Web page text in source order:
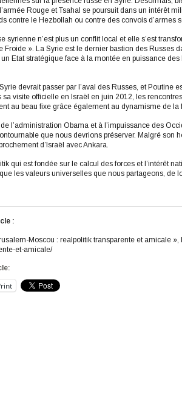
Rouge et Tsahal se poursuit dans un intérêt
contre le Hezbollah ou contre des convois d’armes
syrienne n’est plus un conflit local et elle s’est
Froide ». La Syrie est le dernier bastion des Russes
Etat stratégique face à la montée en puissance
devrait passer par l’aval des Russes, et
visite officielle en Israël en juin 2012, les
au beau fixe grâce également au dynamisme de
l’administration Obama et à l’impuissance des
que nous devrions préserver. Malgré son
d’Israël avec Ankara.
qui est fondée sur le calcul des forces et l’intérêt
les valeurs universelles que nous partageons, de
:
Moscou : realpolitik transparente et amicale
et-amicale/